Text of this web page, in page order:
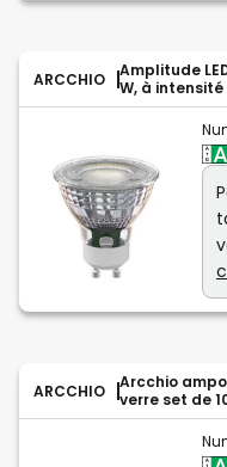
ARCCHIO
Amplitude
W, à
ARCCHIO
Arcchio
verre set de